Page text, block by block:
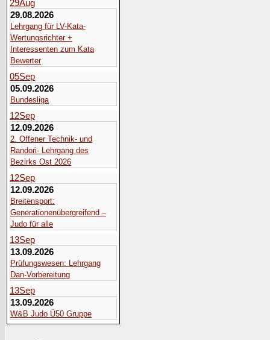
29Aug
29.08.2026
Lehrgang für LV-Kata-
Wertungsrichter +
Interessenten zum Kata
Bewerter
05Sep
05.09.2026
Bundesliga
12Sep
12.09.2026
2. Offener Technik- und
Randori- Lehrgang des
Bezirks Ost 2026
12Sep
12.09.2026
Breitensport:
Generationenübergreifend –
Judo für alle
13Sep
13.09.2026
Prüfungswesen: Lehrgang
Dan-Vorbereitung
13Sep
13.09.2026
W&B Judo Ü50 Gruppe